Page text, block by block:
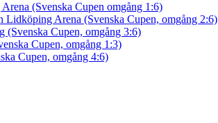
(Svenska Cupen omgång 1:6)
Lidköping Arena (Svenska Cupen, omgång 2:6)
(Svenska Cupen, omgång 3:6)
Cupen, omgång 1:3)
Cupen, omgång 4:6)